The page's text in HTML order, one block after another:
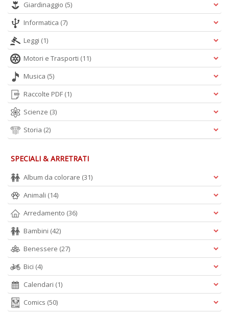
Giardinaggio (5)
Informatica (7)
Leggi (1)
Motori e Trasporti (11)
Musica (5)
Raccolte PDF (1)
Scienze (3)
Storia (2)
SPECIALI & ARRETRATI
Album da colorare (31)
Animali (14)
Arredamento (36)
Bambini (42)
Benessere (27)
Bici (4)
Calendari (1)
Comics (50)